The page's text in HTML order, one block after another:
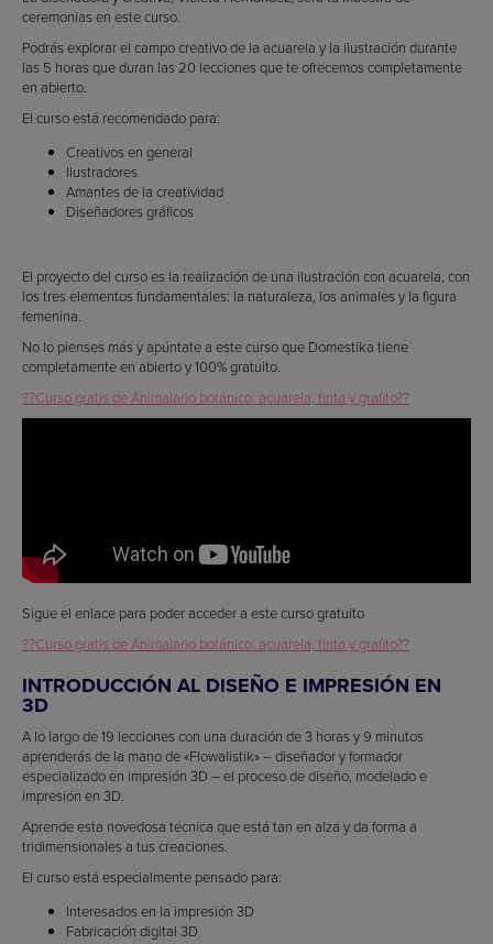
ceremonias en este curso.
Podrás explorar el campo creativo de la acuarela y la ilustración durante
las 5 horas que duran las 20 lecciones que te ofrecemos completamente
en abierto.
El curso está recomendado para:
Creativos en general
Ilustradores
Amantes de la creatividad
Diseñadores gráficos
El proyecto del curso es la realización de una ilustración con acuarela, con
los tres elementos fundamentales: la naturaleza, los animales y la figura
femenina.
No lo pienses más y apúntate a este curso que Domestika tiene
completamente en abierto y 100% gratuito.
??Curso gratis de Animalario botánico: acuarela, tinta y grafito??
Sigue el enlace para poder acceder a este curso gratuito
??Curso gratis de Animalario botánico: acuarela, tinta y grafito??
INTRODUCCIÓN AL DISEÑO E IMPRESIÓN EN
3D
A lo largo de 19 lecciones con una duración de 3 horas y 9 minutos
aprenderás de la mano de «Flowalistik» – diseñador y formador
especializado en impresión 3D – el proceso de diseño, modelado e
impresión en 3D.
Aprende esta novedosa técnica que está tan en alza y da forma a
tridimensionales a tus creaciones.
El curso está especialmente pensado para:
Interesados en la impresión 3D
Fabricación digital 3D